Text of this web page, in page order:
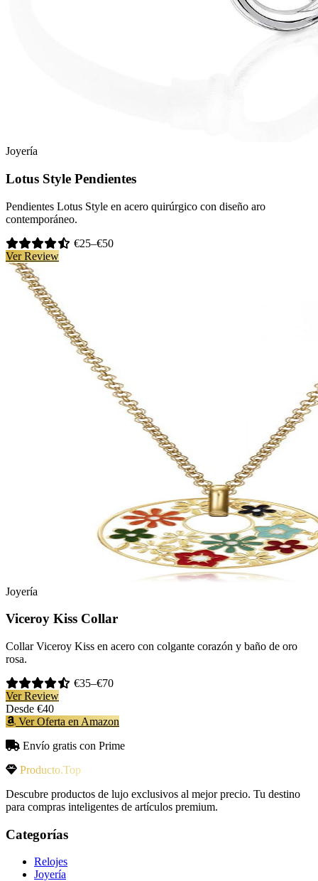
Joyería
Lotus Style Pendientes
Pendientes Lotus Style en acero quirúrgico con diseño aro
contemporáneo.
€25–€50
Ver Review
Joyería
Viceroy Kiss Collar
Collar Viceroy Kiss en acero con colgante corazón y baño de oro
rosa.
€35–€70
Ver Review
Desde €40
Ver Oferta en Amazon
Envío gratis con Prime
Producto.Top
Descubre productos de lujo exclusivos al mejor precio. Tu destino
para compras inteligentes de artículos premium.
Categorías
Relojes
Joyería